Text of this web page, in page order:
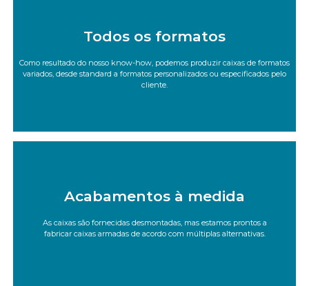
Todos os formatos
Como resultado do nosso know-how, podemos produzir caixas de formatos
variados, desde standard a formatos personalizados ou especificados pelo
cliente.
Dispomos, com efeito, de uma vasta gama de modelos e
tamanhos.
Acabamentos à medida
As caixas são fornecidas desmontadas, mas estamos prontos a
fabricar caixas armadas de acordo com múltiplas alternativas.
Vários formatos para todas as finalidades.